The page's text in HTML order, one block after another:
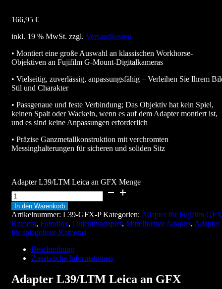
166,95 €
inkl. 19 % MwSt. zzgl. Versandkosten
• Montiert eine große Auswahl an klassischen Workhorse-
Objektiven an Fujifilm G-Mount-Digitalkameras
• Vielseitig, zuverlässig, anpassungsfähig – Verleihen Sie Ihrem
Stil und Charakter
• Passgenaue und feste Verbindung; Das Objektiv hat kein Spiel,
keinen Spalt oder Wackeln, wenn es auf dem Adapter montiert ist,
und es sind keine Anpassungen erforderlich
• Präzise Ganzmetallkonstruktion mit verchromten
Messinghalterungen für sicheren und soliden Sitz
Adapter L39/LTM Leica an GFX Menge
In den Warenkorb
Artikelnummer: L39-GFX-P Kategorien: Adapter für Fujifilm GFX
Kamera, Fotodiox, Objektivadapter, Mittelformat Adapter, Adapter
für spiegellose Kameras
Beschreibung
Zusätzliche Informationen
Adapter L39/LTM Leica an GFX